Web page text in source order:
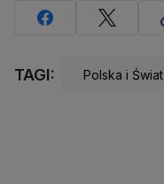
TAGI: Polska i Świat